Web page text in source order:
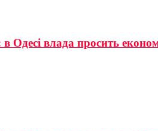
в Одесі влада просить